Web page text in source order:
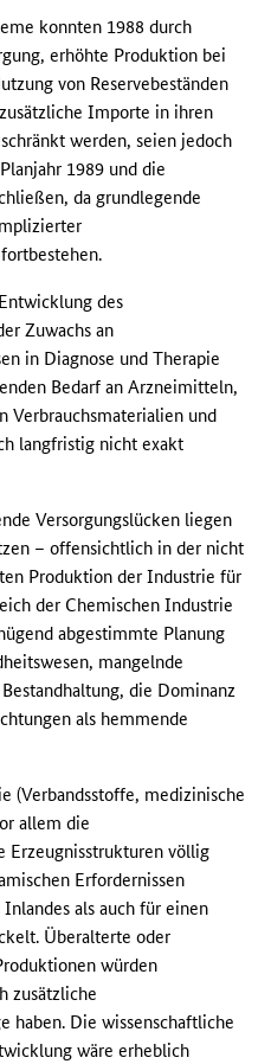
konnten 1988 durch
erhöhte Produktion bei
von Reservebeständen
Importe in ihren
werden, seien jedoch
1989 und die
da grundlegende
des
Zuwachs an
in Diagnose und Therapie
Bedarf an Arzneimitteln,
Verbrauchsmaterialien und
langfristig nicht exakt
Versorgungslücken liegen
– offensichtlich in der nicht
Produktion der Industrie für
der Chemischen Industrie
abgestimmte Planung
mangelnde
die Dominanz
als hemmende
(Verbandsstoffe, medizinische
allem die
Erzeugnisstrukturen völlig
Erfordernissen
als auch für einen
Überalterte oder
würden
zusätzliche
haben. Die wissenschaftliche
wäre erheblich